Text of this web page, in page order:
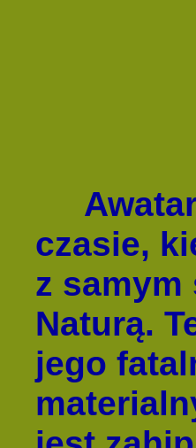
czasie,
z samym
Naturą.
jego